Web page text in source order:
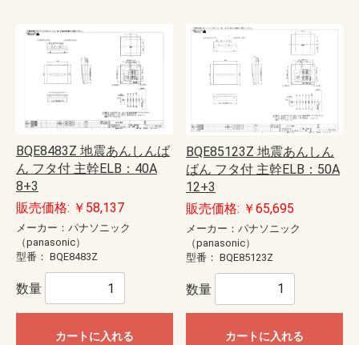
BQE8483Z 地震あんしんば
ん フタ付 主幹ELB：40A
8+3
販売価格: ￥58,137
メーカー：パナソニック
（panasonic）
型番： BQE8483Z
数量
カートに入れる
BQE85123Z 地震あんしん
ばん フタ付 主幹ELB：50A
12+3
販売価格: ￥65,695
メーカー：パナソニック
（panasonic）
型番： BQE85123Z
数量
カートに入れる